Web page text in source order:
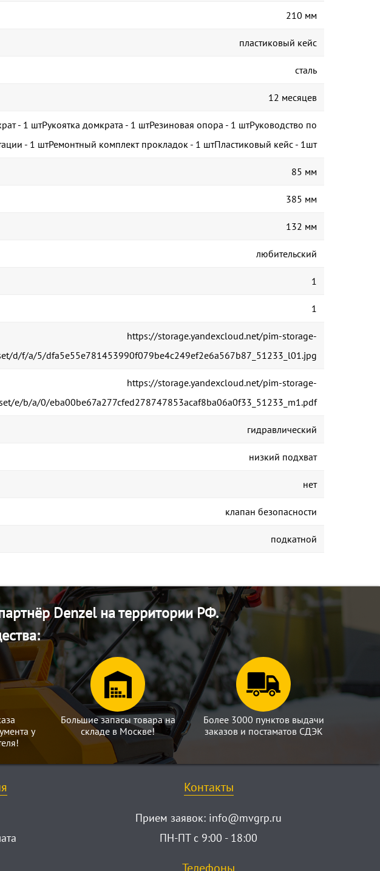
210 мм
пластиковый кейс
сталь
12 месяцев
- 1 штРукоятка домкрата - 1 штРезиновая опора - 1 штРуководство по
- 1 штРемонтный комплект прокладок - 1 штПластиковый кейс - 1шт
85 мм
385 мм
132 мм
любительский
1
1
https://storage.yandexcloud.net/pim-storage-
d/f/a/5/dfa5e55e781453990f079be4c249ef2e6a567b87_51233_l01.jpg
https://storage.yandexcloud.net/pim-storage-
e/b/a/0/eba00be67a277cfed278747853acaf8ba06a0f33_51233_m1.pdf
гидравлический
низкий подхват
нет
клапан безопасности
подкатной
Denzel на территории РФ.
у
Большие запасы товара на
складе в Москве!
Более 3000 пунктов выдачи
заказов и постаматов СДЭК
Контакты
Прием заявок: info@mvgrp.ru
ПН-ПТ с 9:00 - 18:00